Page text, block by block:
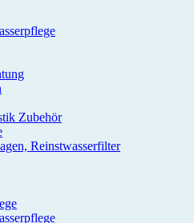
Zubehör
Reinstwasserfilter